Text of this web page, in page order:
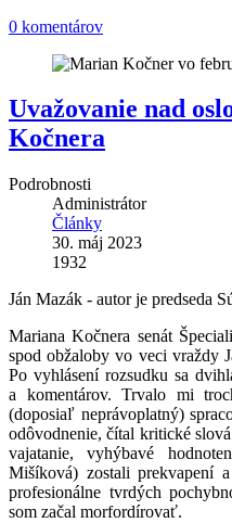
0 komentárov
Uvažovanie nad
Kočnera
Podrobnosti
Administrátor
Články
30. máj 2023
1932
Ján Mazák - autor je predseda
Mariana Kočnera senát
spod obžaloby vo veci vraždy
Po vyhlásení rozsudku sa
a komentárov. Trvalo mi
(doposiaľ neprávoplatný)
odôvodnenie, čítal kritické
vajatanie, vyhýbavé
Mišíková) zostali prekvapení
profesionálne tvrdých
som začal morfordírovať.